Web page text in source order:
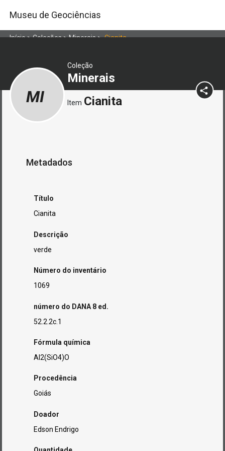
Museu de Geociências
Início>Coleções>Minerais>Cianita
Coleção
Minerais
MI Item Cianita
Metadados
Título
Cianita
Descrição
verde
Número do inventário
1069
número do DANA 8 ed.
52.2.2c.1
Fórmula química
Al2(SiO4)O
Procedência
Goiás
Doador
Edson Endrigo